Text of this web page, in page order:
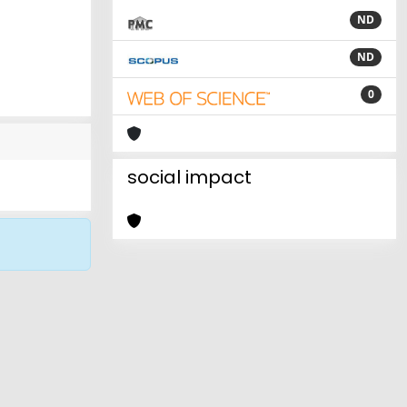
ND
ND
0
social impact